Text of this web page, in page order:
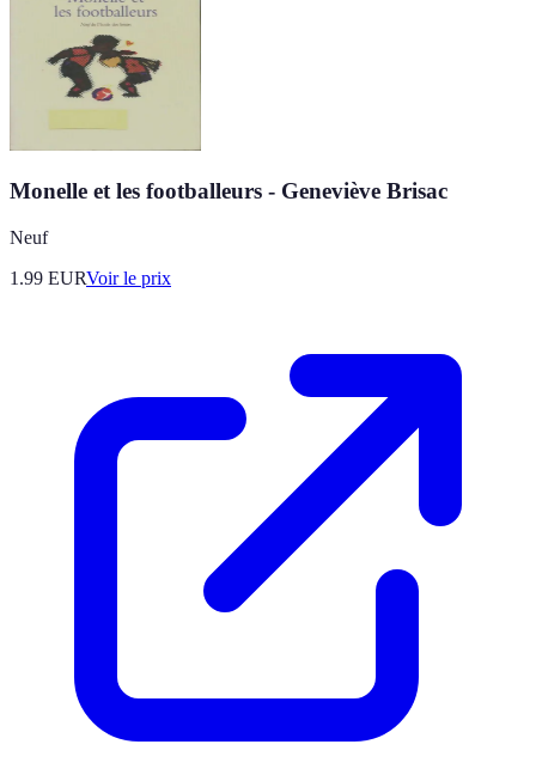
Monelle et les footballeurs - Geneviève Brisac
Neuf
1.99 EURVoir le prix